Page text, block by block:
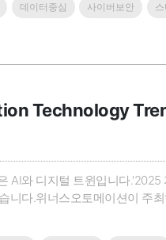
데이터중심 사이버보안
Technology
AI와 디지털 트윈입니다
다.위너스오토메이션이 주